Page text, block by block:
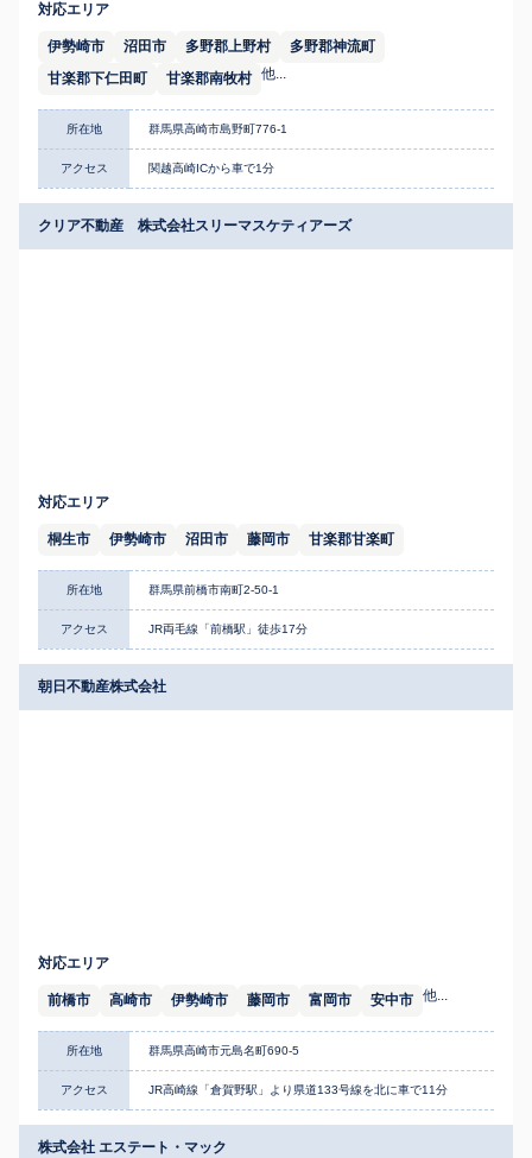
対応エリア
伊勢崎市 沼田市 多野郡上野村
多野郡神流町
甘楽郡下仁田町
甘楽郡南牧村 他...
所在地 群馬県高崎市島野町776-1
アクセス 関越高崎ICから車で1分
クリア不動産 株式会社スリーマスケティアーズ
対応エリア
桐生市 伊勢崎市 沼田市 藤岡市 甘楽郡甘楽町
所在地 群馬県前橋市南町2-50-1
アクセス JR両毛線「前橋駅」徒歩17分
朝日不動産株式会社
対応エリア
前橋市 高崎市 伊勢崎市 藤岡市 富岡市 安中市 他...
所在地 群馬県高崎市元島名町690-5
アクセス JR高崎線「倉賀野駅」より県道133号線を北に車で11分
株式会社 エステート・マック